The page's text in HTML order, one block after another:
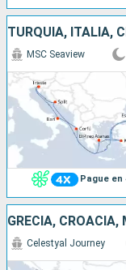
TURQUÍA, ITALIA,
Pague en
MSC Seaview
Celestyal Journey